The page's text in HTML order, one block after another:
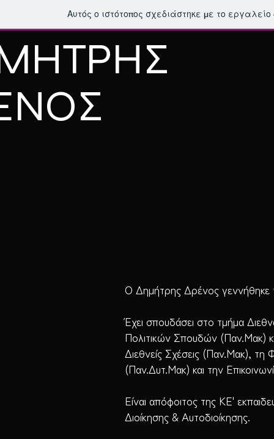
Αυτός ο ιστότοπος σχεδιάστηκε με το
Ο Δημήτρης Δρένος γεννήθηκε
Έχει σπουδάσει στο τμήμα
Πολιτικών Σπουδών (Παν.Μακ)
Διεθνείς Σχέσεις (Παν.Μακ),
(Παν.Δυτ.Μακ) και την
Είναι απόφοιτος της ΚΕ'
Διοίκησης & Αυτοδιοίκησης.